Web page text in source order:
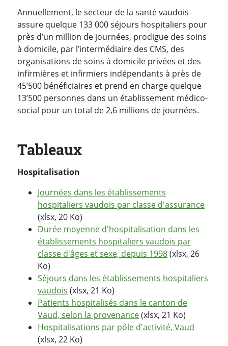
Annuellement, le secteur de la santé vaudois
assure quelque 133 000 séjours hospitaliers pour
près d’un million de journées, prodigue des soins
à domicile, par l’intermédiaire des CMS, des
organisations de soins à domicile privées et des
infirmières et infirmiers indépendants à près de
45’500 bénéficiaires et prend en charge quelque
13’500 personnes dans un établissement médico-
social pour un total de 2,6 millions de journées.
Tableaux
Hospitalisation
Journées dans les établissements
hospitaliers vaudois par classe d'assurance
(xlsx, 20 Ko)
Durée moyenne d'hospitalisation dans les
établissements hospitaliers vaudois par
classe d'âges et sexe, depuis 1998(xlsx, 26
Ko)
Séjours dans les établissements hospitaliers
vaudois (xlsx, 21 Ko)
Patients hospitalisés dans le canton de
Vaud, selon la provenance(xlsx, 21 Ko)
Hospitalisations par pôle d'activité, Vaud
(xlsx, 22 Ko)